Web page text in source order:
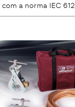
a norma IEC 612